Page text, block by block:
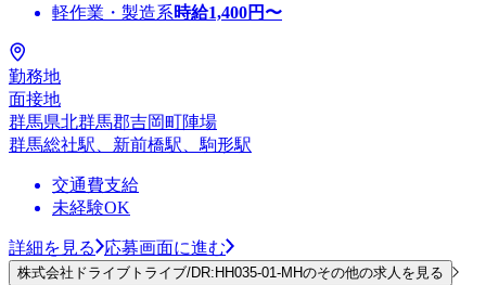
軽作業・製造系時給1,400円〜
勤務地
面接地
群馬県北群馬郡吉岡町陣場
群馬総社駅、新前橋駅、駒形駅
交通費支給
未経験OK
詳細を見る 応募画面に進む
株式会社ドライブトライブ/DR:HH035-01-MHのその他の求人を見る